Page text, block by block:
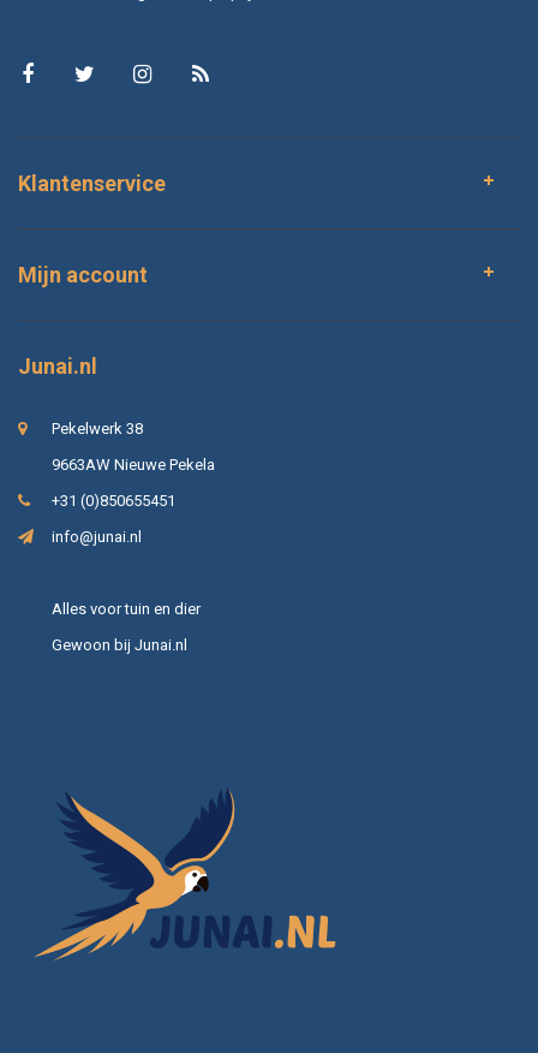
Klantenservice
Mijn account
Junai.nl
Pekelwerk 38
9663AW Nieuwe Pekela
+31 (0)850655451
info@junai.nl
Alles voor tuin en dier
Gewoon bij Junai.nl